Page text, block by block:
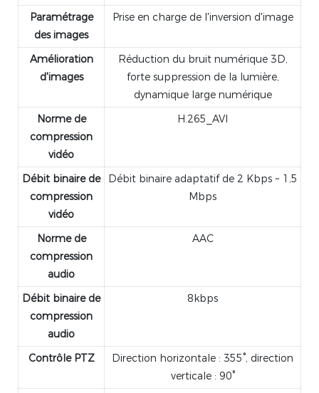
Paramétrage
des images
Prise en charge de l'inversion d'image
Amélioration
d'images
Réduction du bruit numérique 3D,
forte suppression de la lumière,
dynamique large numérique
Norme de
compression
vidéo
H.265_AVI
Débit binaire de
compression
vidéo
Débit binaire adaptatif de 2 Kbps ~ 1,5
Mbps
Norme de
compression
audio
AAC
Débit binaire de
compression
audio
8kbps
Contrôle PTZ
Direction horizontale : 355°, direction
verticale : 90°